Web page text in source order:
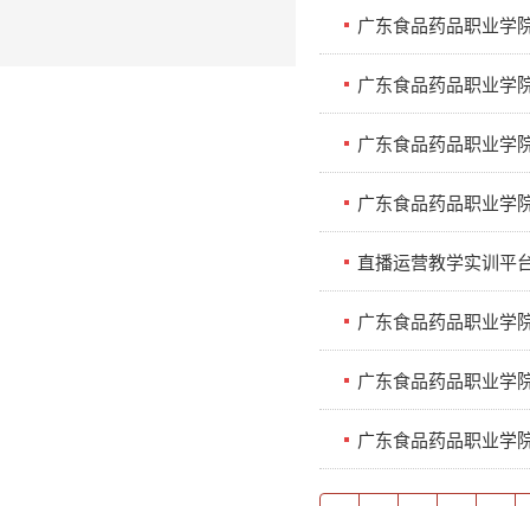
广东食品药品职业学
广东食品药品职业学
广东食品药品职业学
广东食品药品职业学
直播运营教学实训平
广东食品药品职业学
广东食品药品职业学
广东食品药品职业学